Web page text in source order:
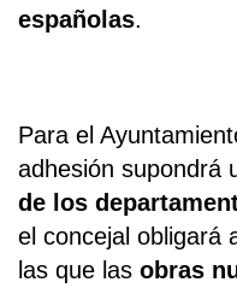
españolas.
Para el
adhesión supondrá
de los
el concejal obligará
las que las obras